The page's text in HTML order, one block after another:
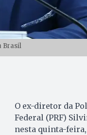
Brasil
O ex-diretor da
Federal (PRF)
nesta quinta-